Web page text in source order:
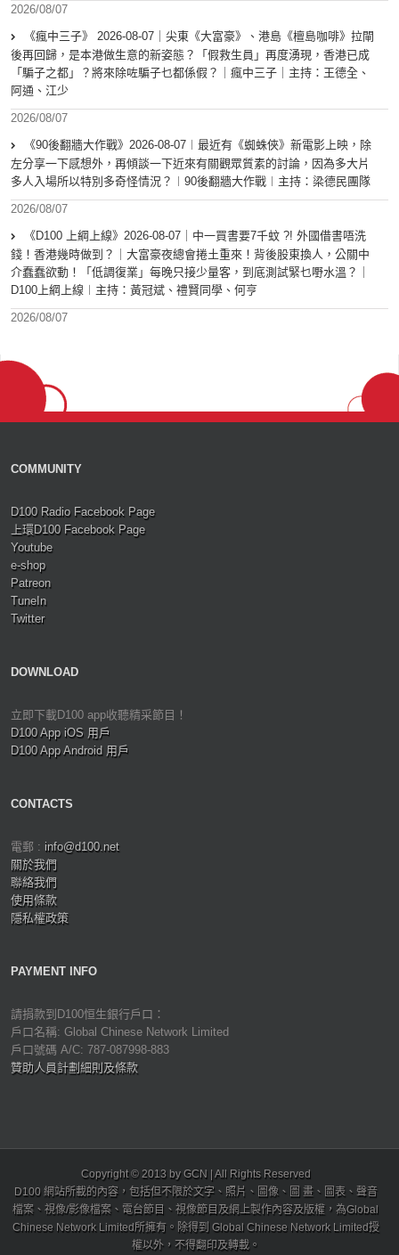
2026/08/07
《瘋中三子》 2026-08-07｜尖東《大富豪》、港島《檀島咖啡》拉閘
後再回歸，是本港做生意的新姿態？「假救生員」再度湧現，香港已成
「騙子之都」？將來除咗騙子乜都係假？｜瘋中三子｜主持：王德全、
阿通、江少
2026/08/07
《90後翻牆大作戰》2026-08-07︱最近有《蜘蛛俠》新電影上映，除
左分享一下感想外，再傾談一下近來有關觀眾質素的討論，因為多大片
多人入場所以特別多奇怪情況？︱90後翻牆大作戰︱主持：梁德民團隊
2026/08/07
《D100 上綱上線》2026-08-07｜中一買書要7千蚊 ?! 外國借書唔洗
錢！香港幾時做到？｜大富豪夜總會捲土重來！背後股東換人，公關中
介蠢蠢欲動！「低調復業」每晚只接少量客，到底測試緊乜嘢水溫？｜
D100上綱上線︱主持：黃冠斌、禮賢同學、何亨
2026/08/07
COMMUNITY
D100 Radio Facebook Page
上環D100 Facebook Page
Youtube
e-shop
Patreon
TuneIn
Twitter
DOWNLOAD
立即下載D100 app收聽精采節目！
D100 App iOS 用戶
D100 App Android 用戶
CONTACTS
電郵 : info@d100.net
關於我們
聯絡我們
使用條款
隱私權政策
PAYMENT INFO
請捐款到D100恒生銀行戶口：
戶口名稱: Global Chinese Network Limited
戶口號碼 A/C: 787-087998-883
贊助人員計劃細則及條款
Copyright © 2013 by GCN | All Rights Reserved
D100 網站所載的內容，包括但不限於文字、照片、圖像、圖 畫、圖表、聲音
檔案、視像/影像檔案、電台節目、視像節目及網上製作內容及版權，為Global
Chinese Network Limited所擁有。除得到 Global Chinese Network Limited授
權以外，不得翻印及轉載。